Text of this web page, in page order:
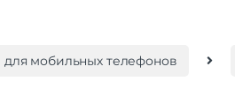
для мобильных телефонов